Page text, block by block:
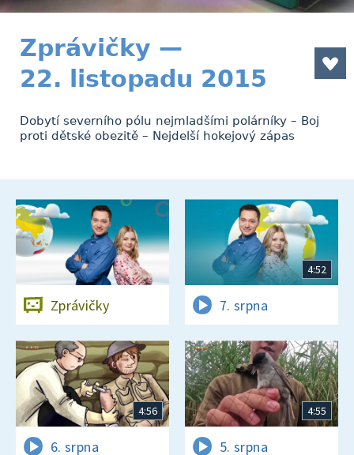
Zprávičky —
22. listopadu 2015
Dobytí severního pólu nejmladšími polárníky – Boj
proti dětské obezitě – Nejdelší hokejový zápas
Zprávičky
4:52
7. srpna
4:56
6. srpna
4:55
5. srpna